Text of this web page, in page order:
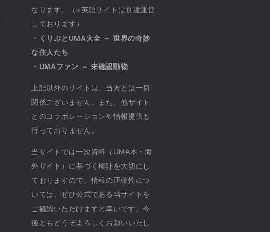
なります。（※英語サイトは別途運営
しております）
・くりぷとUMA大全 ～ 世界の奇妙
な住人たち
・UMAファン ～ 未確認動物
上記以外のサイトは、当方とは一切
関係ございません。また、他サイト
とのコラボレーションや情報提供も
行っておりません。
当サイトでは一次資料（UMA本・海
外サイト）に基づく検証を大切にし
ておりますので、情報の正確性につ
いては、ぜひ公式である当サイトを
ご確認いただけますと幸いです。今
後ともどうぞよろしくお願いいたし